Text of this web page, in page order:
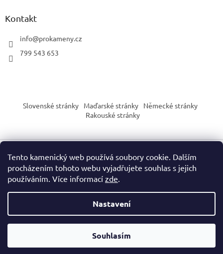
Tento kamenický web používá soubory cookie. Dalším
procházením tohoto webu vyjadřujete souhlas s jejich
používáním. Více informací zde.
Nastavení
Souhlasím
Kontakt
info@prokameny.cz
799 543 653
Slovenské stránky Maďarské stránky
Německé stránky
Rakouské stránky
Vytvořil Shoptet
Copyright 2026PROkameny.cz. Všechna práva vyhrazena.
Upozornění dle nařízení EU o bezpečnosti výrobků (GPSR):
dekorační účely. Nejsou určeny jako hračka ani pro děti do 3 let.
Zacházejte s každým produktem s ohledem na jeho specifické